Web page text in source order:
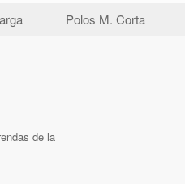
Polos M. Corta
de la